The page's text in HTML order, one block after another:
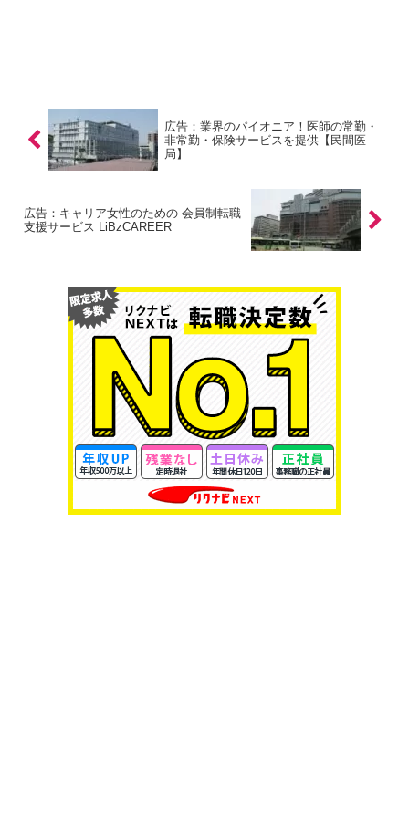
広告：業界のパイオニア！医師の常勤・
非常勤・保険サービスを提供【民間医
局】
広告：キャリア女性のための 会員制転職
支援サービス LiBzCAREER